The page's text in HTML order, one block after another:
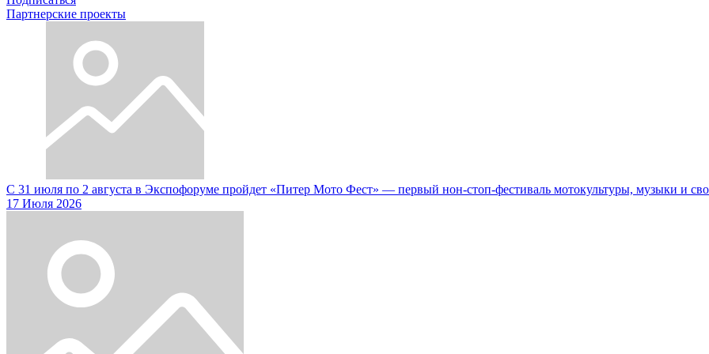
Партнерские проекты
С 31 июля по 2 августа в Экспофоруме пройдет «Питер Мото Фест» — первый нон-стоп-фестиваль мотокультуры, музыки и
17 Июля 2026